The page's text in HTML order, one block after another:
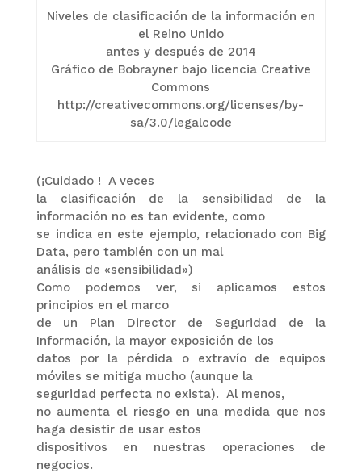
Niveles de clasificación de la información en
el Reino Unido
antes y después de 2014
Gráfico de Bobrayner bajo licencia Creative
Commons
http://creativecommons.org/licenses/by-
sa/3.0/legalcode
(¡Cuidado ! A veces
la clasificación de la sensibilidad de la
información no es tan evidente, como
se indica en este ejemplo, relacionado con Big
Data, pero también con un mal
análisis de «sensibilidad»)
Como podemos ver, si aplicamos estos
principios en el marco
de un Plan Director de Seguridad de la
Información, la mayor exposición de los
datos por la pérdida o extravío de equipos
móviles se mitiga mucho (aunque la
seguridad perfecta no exista). Al menos,
no aumenta el riesgo en una medida que nos
haga desistir de usar estos
dispositivos en nuestras operaciones de
negocios.